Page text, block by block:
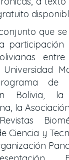
que se
participación
de
Bolivia, la
la
Ciencia y